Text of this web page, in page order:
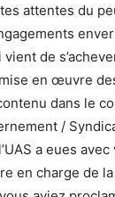
attentes du
vient de
en œuvre
dans le
/
a eues
en charge de